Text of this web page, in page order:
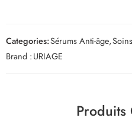
Categories:Sérums Anti-âge,
Brand :URIAGE
Produits